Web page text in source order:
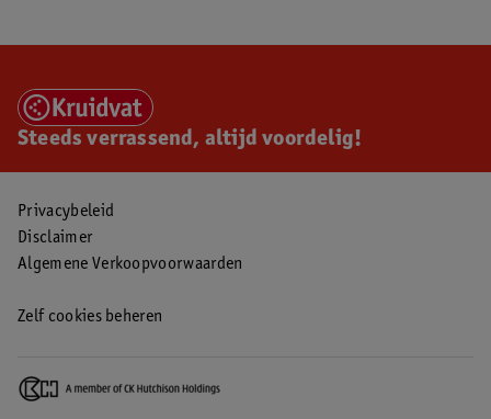
Steeds verrassend, altijd voordelig!
Privacybeleid
Disclaimer
Algemene Verkoopvoorwaarden
Zelf cookies beheren